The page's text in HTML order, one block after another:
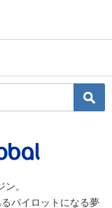
。
パイロットになる夢